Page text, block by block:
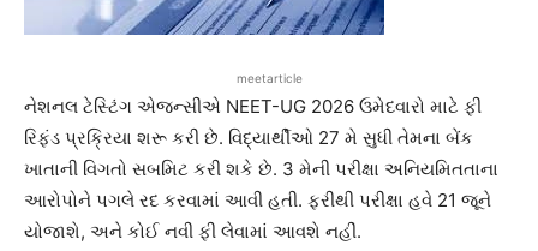
meetarticle
નેશનલ ટેસ્ટિંગ એજન્સીએ NEET-UG 2026 ઉમેદવારો માટે ફી
રિફંડ પ્રક્રિયા શરૂ કરી છે. વિદ્યાર્થીઓ 27 મે સુધી તેમના બેંક
ખાતાની વિગતો સબમિટ કરી શકે છે. 3 મેની પરીક્ષા અનિયમિતતાના
આરોપોને પગલે રદ કરવામાં આવી હતી. ફરીથી પરીક્ષા હવે 21 જૂને
યોજાશે, અને કોઈ નવી ફી લેવામાં આવશે નહીં.